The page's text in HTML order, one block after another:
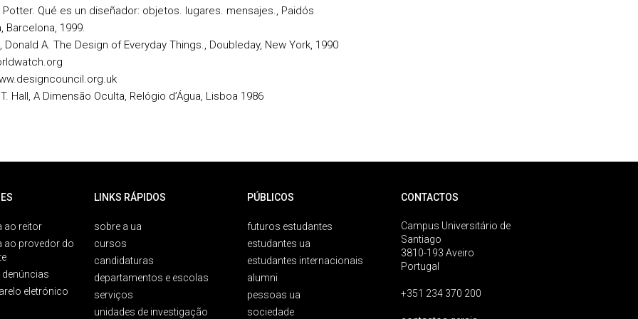
Potter. Qué es un diseñador: objetos. lugares. mensajes., Paidós
Barcelona, 1999.
Donald A. The Design of Everyday Things., Doubleday, New York, 1990
Hall, A Dimensão Oculta, Relógio d’Água, Lisboa 1986
ao reitor
ao provedor do
denúncias
eletrónico
LINKS RÁPIDOS
sobre a ua
cursos
candidaturas
departamentos e escolas
serviços
unidades de investigação
PÚBLICOS
futuros estudantes
estudantes ua
estudantes internacionais
alumni
pessoas ua
sociedade
CONTACTOS
Campus Universitário de
Santiago
3810-193 Aveiro
Portugal
+351 234 370 200